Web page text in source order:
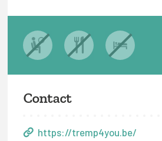
Contact
https://tremp4you.be/